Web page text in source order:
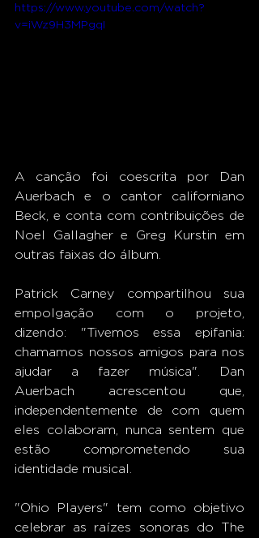
https://www.youtube.com/watch?
v=iWz9H3MPgqI
A canção foi coescrita por Dan
Auerbach e o cantor californiano
Beck, e conta com contribuições de
Noel Gallagher e Greg Kurstin em
outras faixas do álbum.
Patrick Carney compartilhou sua
empolgação com o projeto,
dizendo: "Tivemos essa epifania:
chamamos nossos amigos para nos
ajudar a fazer música". Dan
Auerbach acrescentou que,
independentemente de com quem
eles colaboram, nunca sentem que
estão comprometendo sua
identidade musical.
"Ohio Players" tem como objetivo
celebrar as raízes sonoras do The